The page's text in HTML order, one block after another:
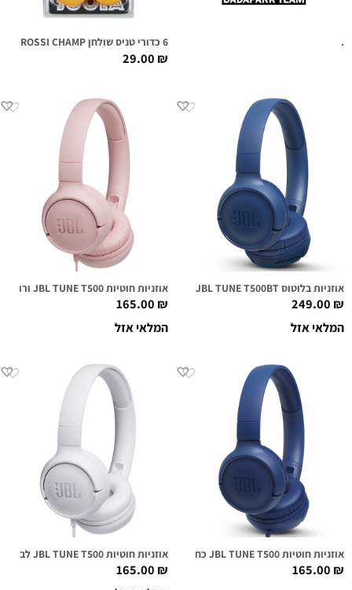
6 כדורי טניס שולחן JOOLA – ROSSI CHAMP
29.00₪
אוזניות בלוטוס JBL TUNE T500BT כחולות
249.00₪
המלאי אזל
אוזניות חוטיות JBL TUNE T500 ורודות
165.00₪
המלאי אזל
אוזניות חוטיות JBL TUNE T500 כחולות
165.00₪
אוזניות חוטיות JBL TUNE T500 לבנות
165.00₪